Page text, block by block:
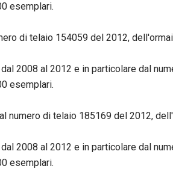
esemplari.
di telaio 154059 del 2012,
2008 al 2012 e in particolare dal
esemplari.
numero di telaio 185169 del 2012,
2008 al 2012 e in particolare dal
esemplari.